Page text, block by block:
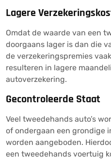
Lagere
Omdat de waarde van een
doorgaans lager is dan die
de verzekeringspremies
resulteren in lagere
autoverzekering.
Gecontroleerde Staat
Veel tweedehands auto’s
of ondergaan een grondige
worden aangeboden.
een tweedehands voertuig